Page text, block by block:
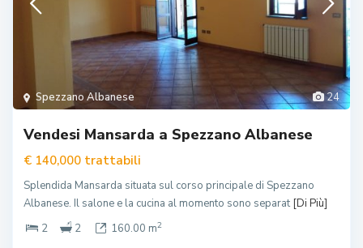
24
Spezzano Albanese
Vendesi Mansarda a Spezzano Albanese
€ 140,000 trattabili
Splendida Mansarda situata sul corso principale di Spezzano
Albanese. Il salone e la cucina al momento sono separat [Di Più]
2
2 160.00 m2